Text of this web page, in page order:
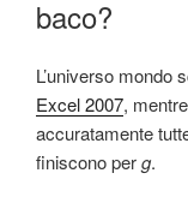
baco?
L’universo mondo
Excel 2007,
accuratamente
finiscono perg.